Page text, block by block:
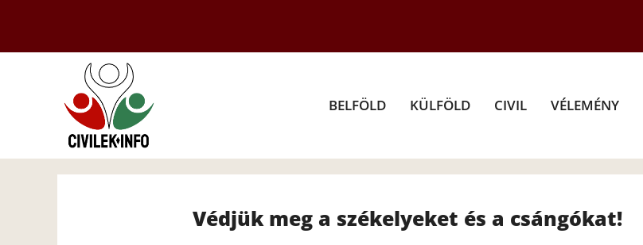
tartalomba
BELFÖLD KÜLFÖLD CIVIL VÉLEMÉNY
Védjük meg a székelyeket és a csángókat!